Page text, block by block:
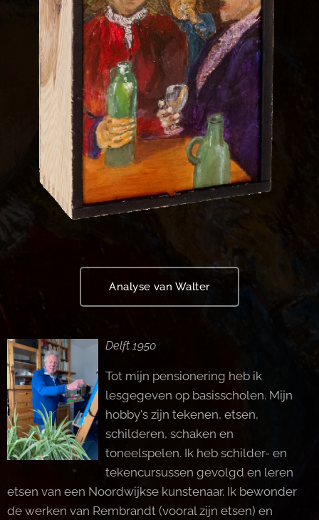
Analyse van Walter
Delft 1950
Tot mijn pensionering heb ik
lesgegeven op basisscholen. Mijn
hobby's zijn tekenen, etsen,
schilderen, schaken en
toneelspelen. Ik heb schilder- en
tekencursussen gevolgd en leren
etsen van een Noordwijkse kunstenaar. Ik bewonder
de werken van Rembrandt (vooral zijn etsen) en